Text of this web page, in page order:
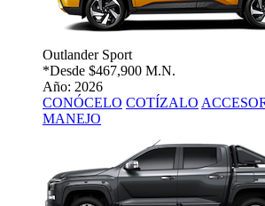
Outlander Sport
*Desde $467,900 M.N.
Año: 2026
CONÓCELO COTÍZALO
MANEJO